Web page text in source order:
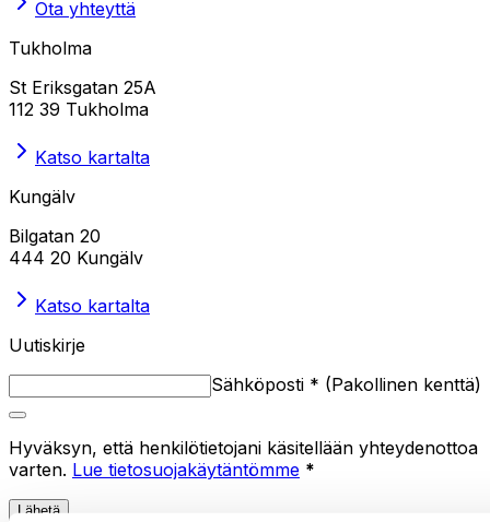
Ota yhteyttä
Tukholma
St Eriksgatan 25A
112 39 Tukholma
Katso kartalta
Kungälv
Bilgatan 20
444 20 Kungälv
Katso kartalta
Uutiskirje
Sähköposti * (Pakollinen kenttä)
Hyväksyn, että henkilötietojani käsitellään yhteydenottoa
varten. Lue tietosuojakäytäntömme *
Lähetä